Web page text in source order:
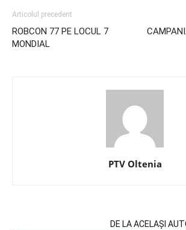
Articolul precedent
ROBCON 77 PE LOCUL 7
MONDIAL
PTV Oltenia
DE LA ACELAȘI